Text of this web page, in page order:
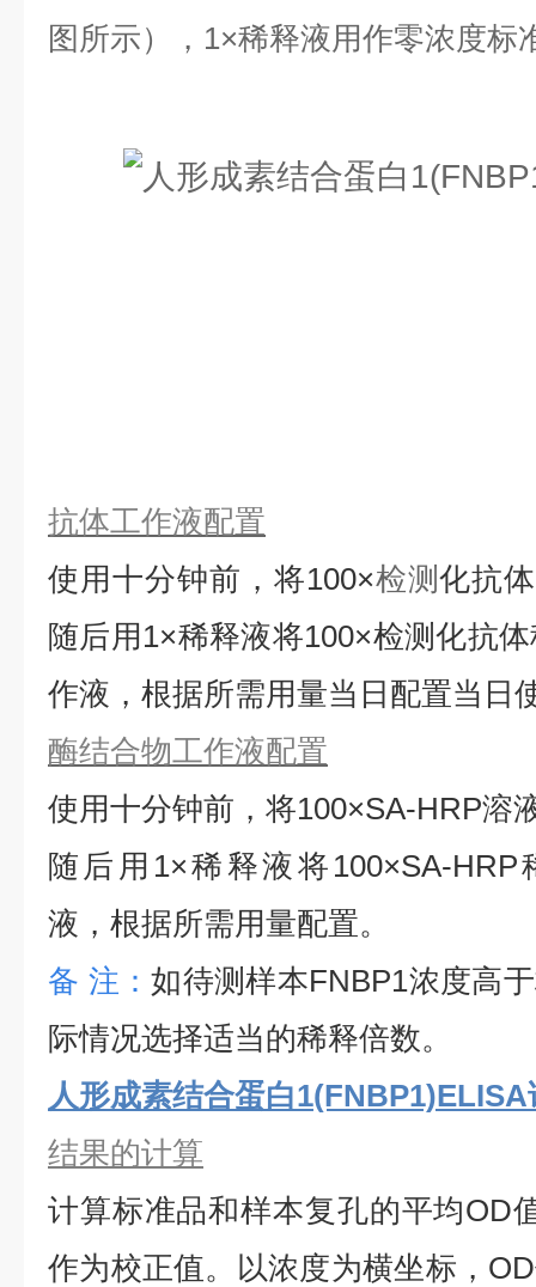
图所示），1×稀释液用作零浓度标
抗体工作液配置
使用十分钟前，将100×检测化抗
随后用1×稀释液将100×检测化抗
作液，根据所需用量当日配置当日
酶结合物工作液配置
使用十分钟前，将100×SA-HRP溶
随后用1×稀释液将100×SA-HRP
液，根据所需用量配置。
备 注：如待测样本FNBP1浓度高
际情况选择适当的稀释倍数。
人形成素结合蛋白1(FNBP1)ELISA
结果的计算
计算标准品和样本复孔的平均OD
作为校正值。以浓度为横坐标，